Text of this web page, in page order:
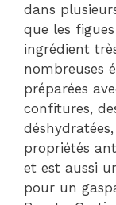
dans
que les
ingrédient
nombreuses
préparées
confitures,
propriétés
et est aussi
pour un